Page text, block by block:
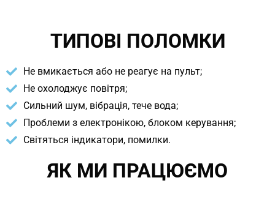
ТИПОВІ ПОЛОМКИ
Не вмикається або не реагує на пульт;
Не охолоджує повітря;
Сильний шум, вібрація, тече вода;
Проблеми з електронікою, блоком керування;
Світяться індикатори, помилки.
ЯК МИ ПРАЦЮЄМО